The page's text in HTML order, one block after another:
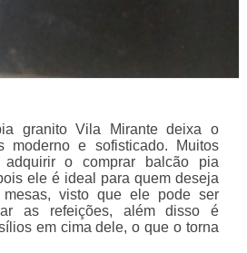
granito Vila Mirante deixa o
moderno e sofisticado. Muitos
adquirir o comprar balcão pia
ele é ideal para quem deseja
mesas, visto que ele pode ser
as refeições, além disso é
em cima dele, o que o torna